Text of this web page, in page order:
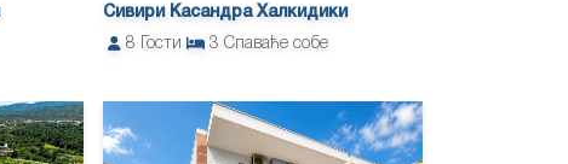
Сивири Касандра Халкидики
8
Гости 3 Спаваће собе